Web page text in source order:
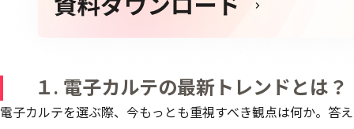
１. 電子カルテの最新トレンドとは？
電子カルテを選ぶ際、今もっとも重視すべき観点は何か。答